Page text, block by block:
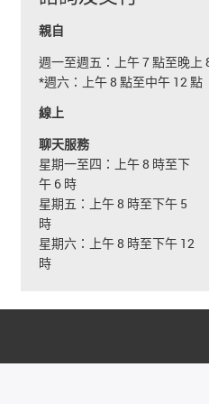
親自
週一至週五：上午 7 點至晚上
*週六：上午 8 點至中午 12 點
線上
聊天服務
星期一至四：上午 8 時至下
午 6 時
星期五：上午 8 時至下午 5
時
星期六：上午 8 時至下午 12
時